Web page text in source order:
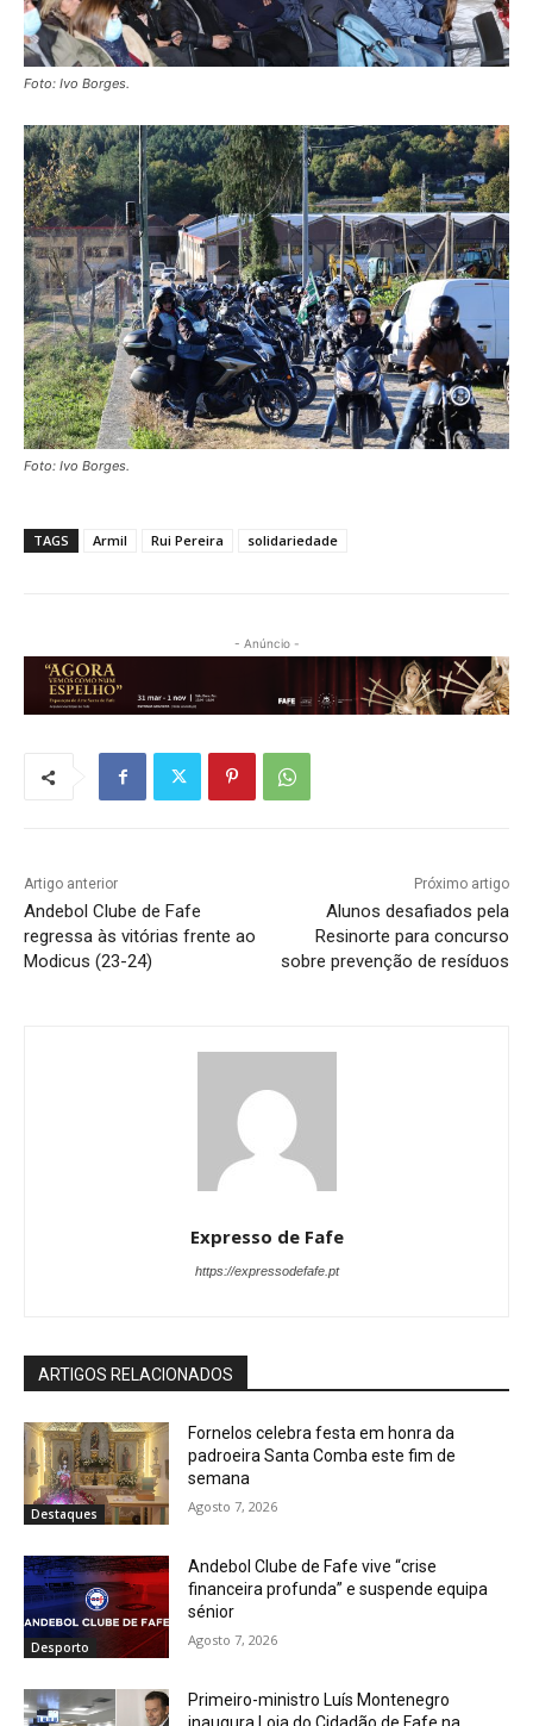
Foto: Ivo Borges.
Foto: Ivo Borges.
TAGS Armil Rui Pereira solidariedade
- Anúncio -
Artigo anterior
Andebol Clube de Fafe
regressa às vitórias frente ao
Modicus (23-24)
Próximo artigo
Alunos desafiados pela
Resinorte para concurso
sobre prevenção de resíduos
Expresso de Fafe
https://expressodefafe.pt
ARTIGOS RELACIONADOS
Destaques
Fornelos celebra festa em honra da
padroeira Santa Comba este fim de
semana
Agosto 7, 2026
Desporto
Andebol Clube de Fafe vive “crise
financeira profunda” e suspende equipa
sénior
Agosto 7, 2026
Primeiro-ministro Luís Montenegro
inaugura Loja do Cidadão de Fafe na